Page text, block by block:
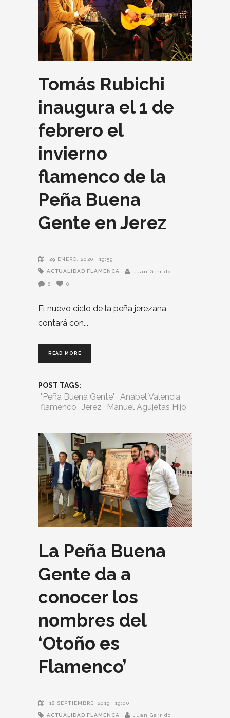
Tomás Rubichi
inaugura el 1 de
febrero el
invierno
flamenco de la
Peña Buena
Gente en Jerez
29 ENERO, 2020 19:59
ACTUALIDAD FLAMENCA Juan Garrido
0 0
El nuevo ciclo de la peña jerezana
contará con
READ MORE
POST TAGS:
"Peña Buena Gente" Anabel Valencia
flamenco Jerez Manuel Agujetas Hijo
La Peña Buena
Gente da a
conocer los
nombres del
‘Otoño es
Flamenco’
18 SEPTIEMBRE, 2019 19:00
ACTUALIDAD FLAMENCA Juan Garrido